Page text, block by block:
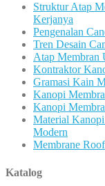
Struktur Atap
Kerjanya
Pengenalan
Tren Desain
Atap Membran
Kontraktor
Gramasi Kain
Kanopi
Kanopi
Material
Modern
Membrane
Katalog